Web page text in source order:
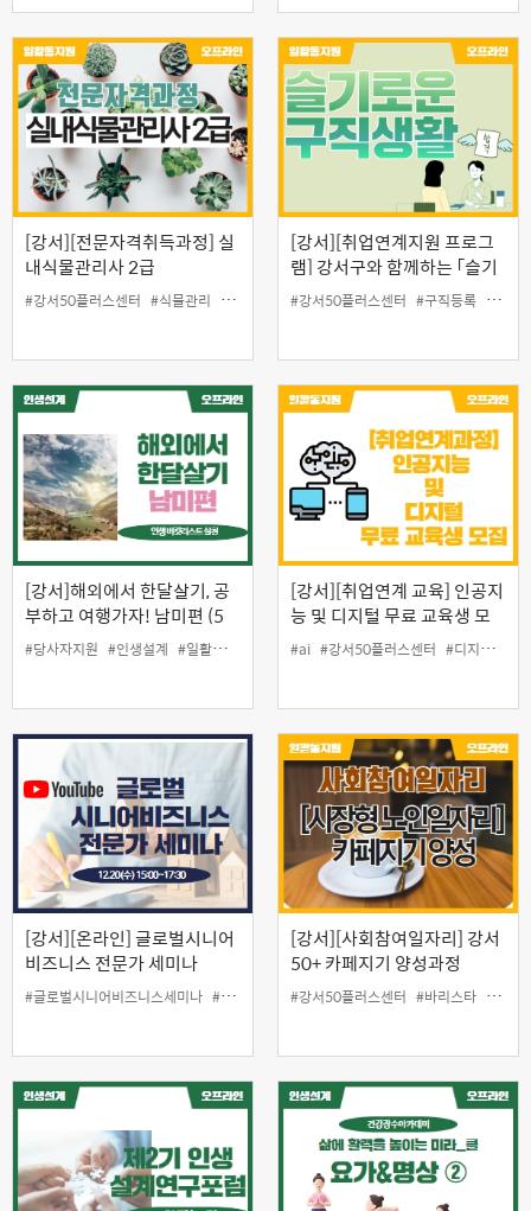
[강서][전문자격취득과정] 실
내식물관리사 2급
#강서50플러스센터 #식물관리 #일활동지원 #전문자격반 #중장년일자리
[강서][취업연계지원 프로그
램] 강서구와 함께하는 「슬기
로운 구직생활(8월)」
#강서50플러스센터 #구직등록 #일자
[강서]해외에서 한달살기, 공
부하고 여행가자! 남미편 (5
기)
#당사자지원 #인생설계 #일활동지원
[강서][취업연계 교육] 인공지
능 및 디지털 무료 교육생 모
집
#ai #강서50플러스센터 #디지털
[강서][온라인] 글로벌시니어
비즈니스 전문가 세미나
#글로벌시니어비즈니스세미나 #일활동지원
[강서][사회참여일자리] 강서
50+ 카페지기 양성과정
#강서50플러스센터 #바리스타 #일자